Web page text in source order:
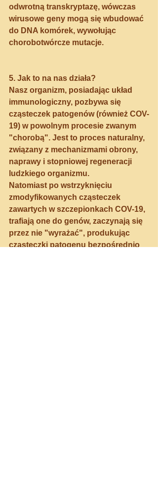
odwrotną transkryptazę, wówczas
wirusowe geny mogą się wbudować
do DNA komórek, wywołując
chorobotwórcze mutacje.
5. Jak to na nas działa?
Nasz organizm, posiadając układ
immunologiczny, pozbywa się
cząsteczek patogenów (również COV-
19) w powolnym procesie zwanym
"chorobą". Jest to proces naturalny,
związany z mechanizmami obrony,
naprawy i stopniowej regeneracji
ludzkiego organizmu.
Natomiast po wstrzyknięciu
zmodyfikowanych cząsteczek
zawartych w szczepionkach COV-19,
trafiają one do genów, zaczynają się
przez nie "wyrażać", produkując
cząsteczki patogenu bezpośrednio